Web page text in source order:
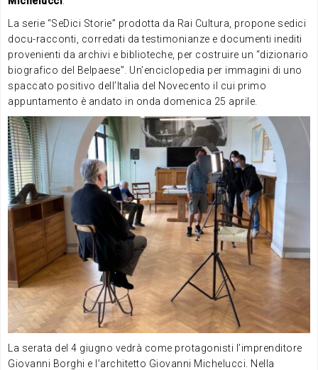
La serie “SeDici Storie” prodotta da Rai Cultura, propone sedici
docu-racconti, corredati da testimonianze e documenti inediti
provenienti da archivi e biblioteche, per costruire un “dizionario
biografico del Belpaese”. Un’enciclopedia per immagini di uno
spaccato positivo dell’Italia del Novecento il cui primo
appuntamento è andato in onda domenica 25 aprile.
La serata del 4 giugno vedrà come protagonisti l’imprenditore
Giovanni Borghi e l’architetto Giovanni Michelucci. Nella